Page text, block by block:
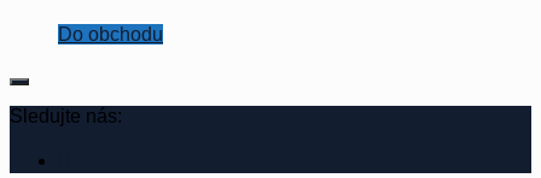
Do obchodu
Sledujte nás: